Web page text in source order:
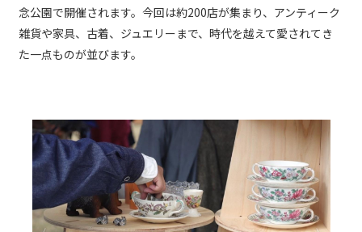
念公園で開催されます。今回は約200店が集まり、アンティーク
雑貨や家具、古着、ジュエリーまで、時代を越えて愛されてき
た一点ものが並びます。